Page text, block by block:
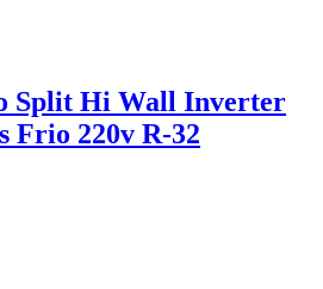
Split Hi Wall Inverter
Frio 220v R-32